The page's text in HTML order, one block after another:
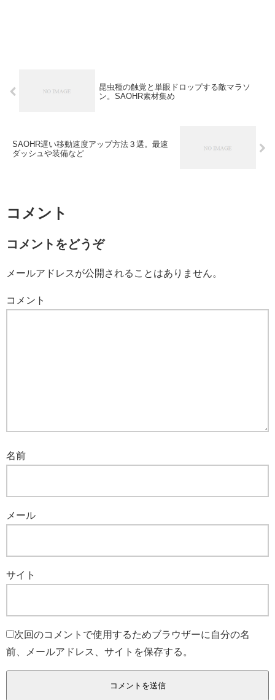
昆虫種の触覚と単眼ドロップする敵マラソ
ン。SAOHR素材集め
SAOHR遅い移動速度アップ方法３選。最速
ダッシュや装備など
コメント
コメントをどうぞ
メールアドレスが公開されることはありません。
コメント
名前
メール
サイト
次回のコメントで使用するためブラウザーに自分の名
前、メールアドレス、サイトを保存する。